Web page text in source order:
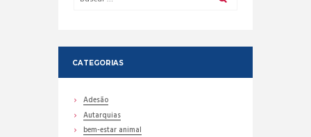
CATEGORIAS
Adesão
Autarquias
bem-estar animal